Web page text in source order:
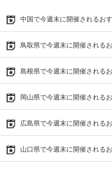
中国で今週末に開催されるお
鳥取県で今週末に開催される
島根県で今週末に開催される
岡山県で今週末に開催される
広島県で今週末に開催される
山口県で今週末に開催される